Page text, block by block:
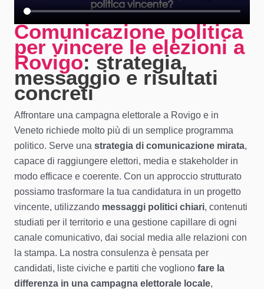
Comunicazione politica
per vincere le elezioni a
Rovigo: strategia,
messaggio e risultati
concreti
Affrontare una campagna elettorale a Rovigo e in
Veneto richiede molto più di un semplice programma
politico. Serve una strategia di comunicazione mirata,
capace di raggiungere elettori, media e stakeholder in
modo efficace e coerente. Con un approccio strutturato
possiamo trasformare la tua candidatura in un progetto
vincente, utilizzando messaggi politici chiari, contenuti
studiati per il territorio e una gestione capillare di ogni
canale comunicativo, dai social media alle relazioni con
la stampa. La nostra consulenza è pensata per
candidati, liste civiche e partiti che vogliono fare la
differenza in una campagna elettorale locale,